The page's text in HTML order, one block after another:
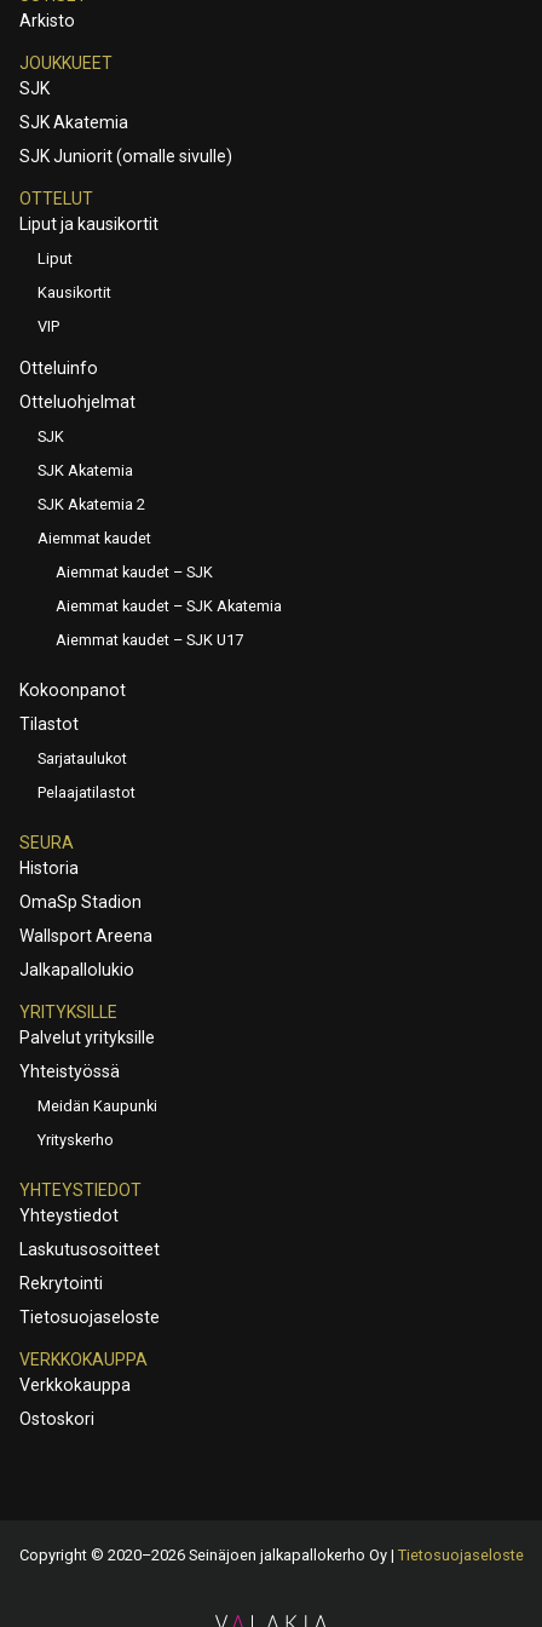
Arkisto
JOUKKUEET
SJK
SJK Akatemia
SJK Juniorit (omalle sivulle)
OTTELUT
Liput ja kausikortit
Liput
Kausikortit
VIP
Otteluinfo
Otteluohjelmat
SJK
SJK Akatemia
SJK Akatemia 2
Aiemmat kaudet
Aiemmat kaudet – SJK
Aiemmat kaudet – SJK Akatemia
Aiemmat kaudet – SJK U17
Kokoonpanot
Tilastot
Sarjataulukot
Pelaajatilastot
SEURA
Historia
OmaSp Stadion
Wallsport Areena
Jalkapallolukio
YRITYKSILLE
Palvelut yrityksille
Yhteistyössä
Meidän Kaupunki
Yrityskerho
YHTEYSTIEDOT
Yhteystiedot
Laskutusosoitteet
Rekrytointi
Tietosuojaseloste
VERKKOKAUPPA
Verkkokauppa
Ostoskori
Copyright © 2020–2026 Seinäjoen jalkapallokerho Oy | Tietosuojaseloste